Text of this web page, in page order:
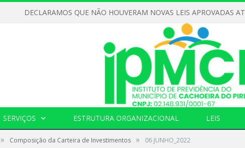
SERVIÇOS ESTRUTURA ORGANIZACIONAL LEIS
» Composição da Carteira de Investimentos » 06 JUNHO_2022